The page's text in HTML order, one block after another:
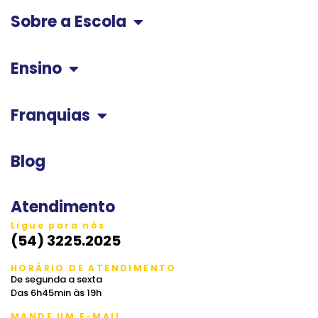
Sobre a Escola
Ensino
Franquias
Blog
Atendimento
Ligue para nós
(54) 3225.2025
HORÁRIO DE ATENDIMENTO
De segunda a sexta
Das 6h45min às 19h